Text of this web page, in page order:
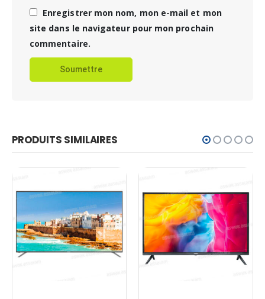
Enregistrer mon nom, mon e-mail et mon
site dans le navigateur pour mon prochain
commentaire.
PRODUITS SIMILAIRES